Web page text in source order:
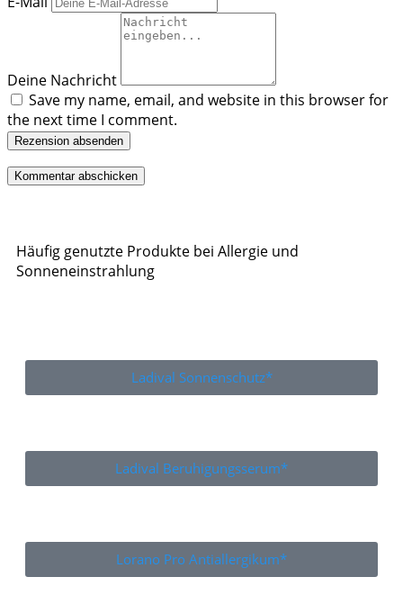
Deine Nachricht
Save my name, email, and website in this browser for
the next time I comment.
Rezension absenden
Häufig genutzte Produkte bei Allergie und
Sonneneinstrahlung
Ladival Sonnenschutz*
Ladival Beruhigungsserum*
Lorano Pro Antiallergikum*